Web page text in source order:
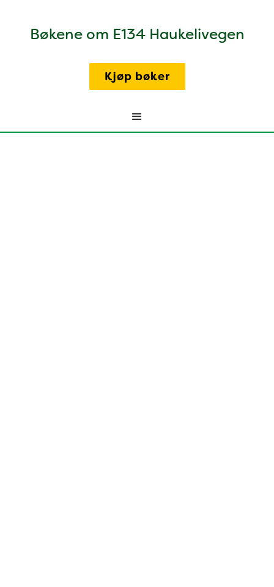
Bøkene om E134 Haukelivegen
Kjøp bøker